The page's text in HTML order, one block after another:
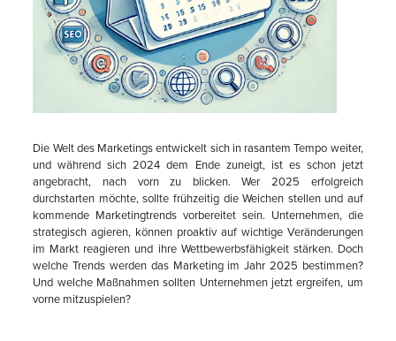
Die Welt des Marketings entwickelt sich in rasantem Tempo weiter,
und während sich 2024 dem Ende zuneigt, ist es schon jetzt
angebracht, nach vorn zu blicken. Wer 2025 erfolgreich
durchstarten möchte, sollte frühzeitig die Weichen stellen und auf
kommende Marketingtrends vorbereitet sein. Unternehmen, die
strategisch agieren, können proaktiv auf wichtige Veränderungen
im Markt reagieren und ihre Wettbewerbsfähigkeit stärken. Doch
welche Trends werden das Marketing im Jahr 2025 bestimmen?
Und welche Maßnahmen sollten Unternehmen jetzt ergreifen, um
vorne mitzuspielen?